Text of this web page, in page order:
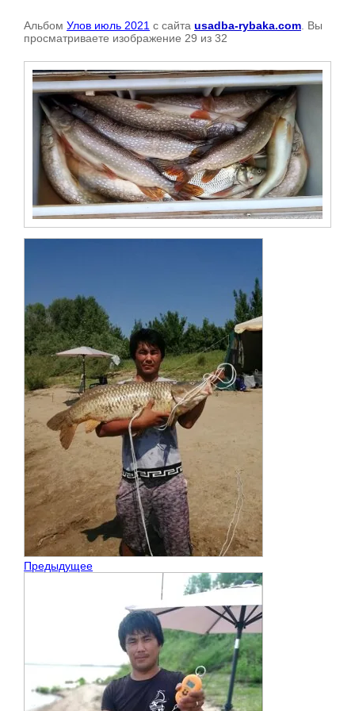
Альбом Улов июль 2021 с сайта usadba-rybaka.com . Вы
просматриваете изображение 29 из 32
Предыдущее